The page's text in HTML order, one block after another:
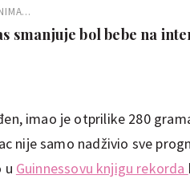
smanjuje bol bebe na
imao je otprilike 280
nije samo nadživio sve
u Guinnessovu knjigu rekorda